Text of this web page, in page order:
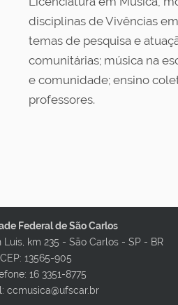
disciplinas de Vivências
temas de pesquisa e
comunitárias; música na
e comunidade; ensino
professores.
Federal de São Carlos
Luis, km 235 - São Carlos - SP - BR
CEP: 13565-905
16 3351-8775
ccmusica@ufscar.br